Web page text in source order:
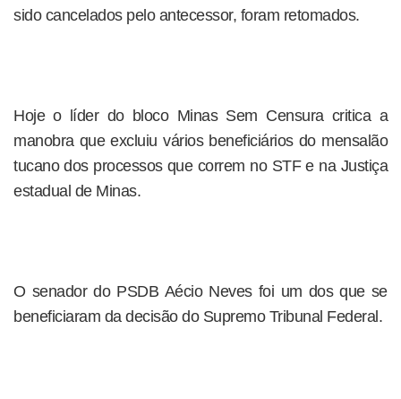
sido cancelados pelo antecessor, foram retomados.
Hoje o líder do bloco Minas Sem Censura critica a
manobra que excluiu vários beneficiários do mensalão
tucano dos processos que correm no STF e na Justiça
estadual de Minas.
O senador do PSDB Aécio Neves foi um dos que se
beneficiaram da decisão do Supremo Tribunal Federal.